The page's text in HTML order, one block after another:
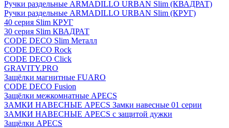
Ручки раздельные ARMADILLO URBAN Slim (КВАДРАТ)
Ручки раздельные ARMADILLO URBAN Slim (КРУГ)
40 серия Slim КРУГ
30 серия Slim КВАДРАТ
CODE DECO Slim Металл
CODE DECO Rock
CODE DECO Click
GRAVITY.PRO
Защёлки магнитные FUARO
CODE DECO Fusion
Защёлки межкомнатные APECS
ЗАМКИ НАВЕСНЫЕ APECS Замки навесные 01 серии
ЗАМКИ НАВЕСНЫЕ APECS с защитой дужки
Защёлки APECS